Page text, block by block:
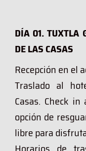
DÍA 01. TUXTLA
DE LAS CASAS
Recepción en el
Traslado al
Casas. Check
opción de
libre para